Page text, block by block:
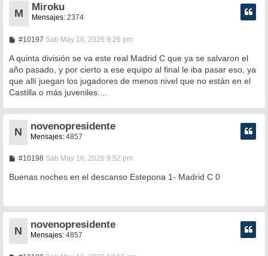
M
Miroku
Mensajes: 2374
#10197M
n
s
a
j
Sab May 16, 2026 9:26 pm
A quinta división se va este real Madrid C que ya se salvaron el
año pasado, y por cierto a ese equipo al final le iba pasar eso, ya
que allí juegan los jugadores de menos nivel que no están en el
Castilla o más juveniles....
N
novenopresidente
Mensajes: 4857
#10198M
n
e
Sab May 16, 2026 9:52 pm
Buenas noches en el descanso Estepona 1- Madrid C 0
N
novenopresidente
Mensajes: 4857